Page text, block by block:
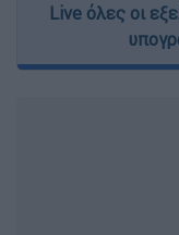
Live όλες οι